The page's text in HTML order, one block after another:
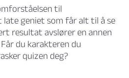
til
geniet som får alt til å se
resultat avslører en annen
Får du karakteren du
quizen deg?